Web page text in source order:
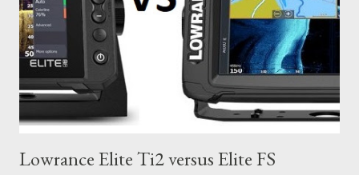
Lowrance Elite Ti2 versus Elite FS